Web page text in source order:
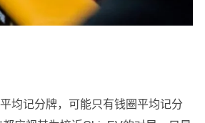
均记分牌，可能只有钱圈平均记分